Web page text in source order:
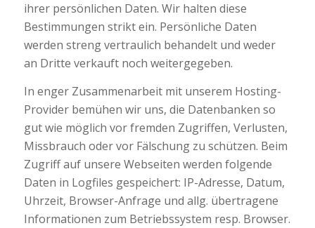
ihrer persönlichen Daten. Wir halten diese
Bestimmungen strikt ein. Persönliche Daten
werden streng vertraulich behandelt und weder
an Dritte verkauft noch weitergegeben.
In enger Zusammenarbeit mit unserem Hosting-
Provider bemühen wir uns, die Datenbanken so
gut wie möglich vor fremden Zugriffen, Verlusten,
Missbrauch oder vor Fälschung zu schützen. Beim
Zugriff auf unsere Webseiten werden folgende
Daten in Logfiles gespeichert: IP-Adresse, Datum,
Uhrzeit, Browser-Anfrage und allg. übertragene
Informationen zum Betriebssystem resp. Browser.